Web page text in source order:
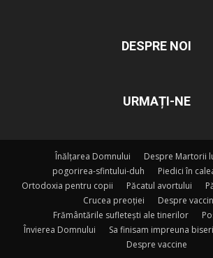
DESPRE NOI
URMAȚI-NE
Înălțarea Domnului
Despre Martorii
pogorirea-sfintului-duh
Piedici în
Ortodoxia pentru copii
Păcatul avortului
Crucea preoției
Despre
Frământările sufletești ale tinerilor
Învierea Domnului
Sa finisam impreuna
Despre vaccine